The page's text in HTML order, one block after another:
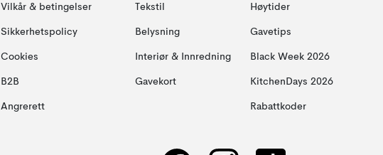
Vilkår & betingelser
Sikkerhetspolicy
Cookies
B2B
Angrerett
Tekstil
Belysning
Interiør & Innredning
Gavekort
Høytider
Gavetips
Black Week 2026
KitchenDays 2026
Rabattkoder